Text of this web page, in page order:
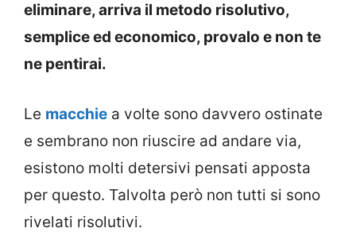
eliminare, arriva il metodo risolutivo,
semplice ed economico, provalo e non te
ne pentirai.
Le macchie a volte sono davvero ostinate
e sembrano non riuscire ad andare via,
esistono molti detersivi pensati apposta
per questo. Talvolta però non tutti si sono
rivelati risolutivi.